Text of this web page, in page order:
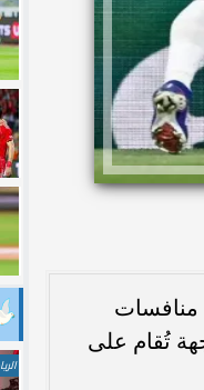
منافسات
الإسباني لموسم 2025-2026، في مواجهة تُقام على